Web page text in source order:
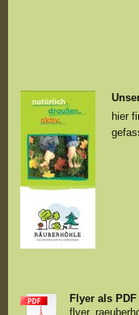
hier
Flyer als PDF